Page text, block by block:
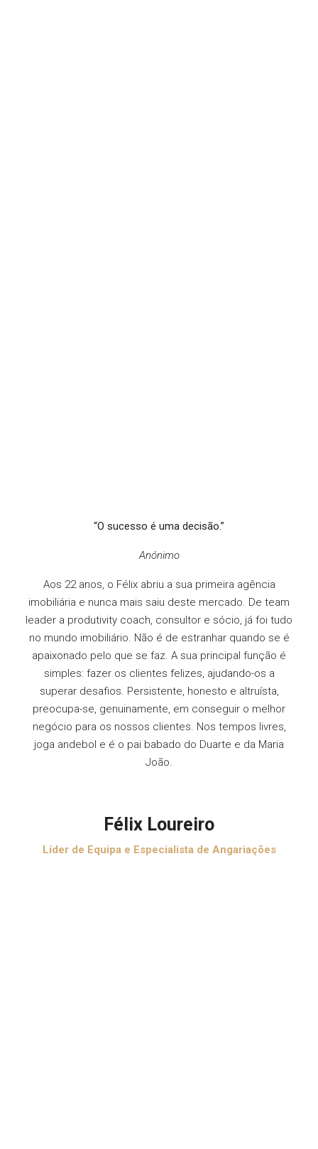
“O sucesso é uma decisão.”
Anónimo
Aos 22 anos, o Félix abriu a sua primeira agência
imobiliária e nunca mais saiu deste mercado. De team
leader a produtivity coach, consultor e sócio, já foi tudo
no mundo imobiliário. Não é de estranhar quando se é
apaixonado pelo que se faz. A sua principal função é
simples: fazer os clientes felizes, ajudando-os a
superar desafios. Persistente, honesto e altruísta,
preocupa-se, genuinamente, em conseguir o melhor
negócio para os nossos clientes. Nos tempos livres,
joga andebol e é o pai babado do Duarte e da Maria
João.
Félix Loureiro
Líder de Equipa e Especialista de Angariações